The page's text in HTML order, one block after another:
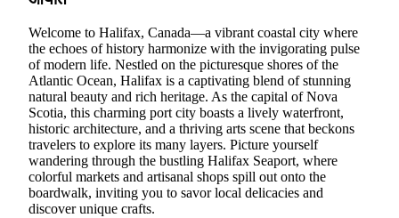
Welcome to Halifax, Canada—a vibrant coastal city where
the echoes of history harmonize with the invigorating pulse
of modern life. Nestled on the picturesque shores of the
Atlantic Ocean, Halifax is a captivating blend of stunning
natural beauty and rich heritage. As the capital of Nova
Scotia, this charming port city boasts a lively waterfront,
historic architecture, and a thriving arts scene that beckons
travelers to explore its many layers. Picture yourself
wandering through the bustling Halifax Seaport, where
colorful markets and artisanal shops spill out onto the
boardwalk, inviting you to savor local delicacies and
discover unique crafts.